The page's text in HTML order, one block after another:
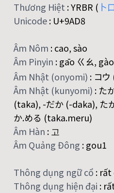
Thương Hiệt :YRBR ( 卜
Unicode: U+9AD8
Âm Nôm :cao, sào
Âm Pinyin :gāo ㄍㄠ,
Âm Nhật (onyomi) : コ
Âm Nhật (kunyomi) : た
(taka), -だか (-daka), た
か.める (taka.meru)
Âm Hàn : 고
Âm Quảng Đông :gou1
Thông dụng ngữ cổ : rất
Thông dụng hiện đại :